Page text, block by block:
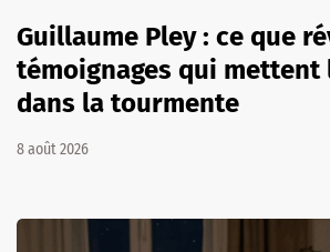
Guillaume Pley : ce que
témoignages qui mettent
dans la tourmente
8 août 2026